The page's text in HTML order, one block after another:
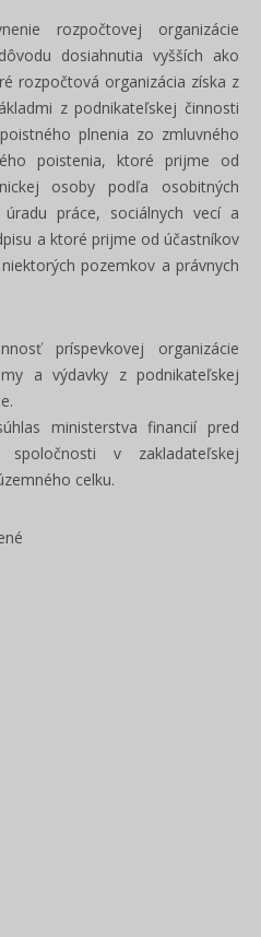
rozpočtovej organizácie
dosiahnutia vyšších ako
rozpočtová organizácia získa z
z podnikateľskej činnosti
plnenia zo zmluvného
poistenia, ktoré prijme od
osoby podľa osobitných
práce, sociálnych vecí a
a ktoré prijme od účastníkov
pozemkov a právnych
príspevkovej organizácie
a výdavky z podnikateľskej
ministerstva financií pred
v zakladateľskej
celku.